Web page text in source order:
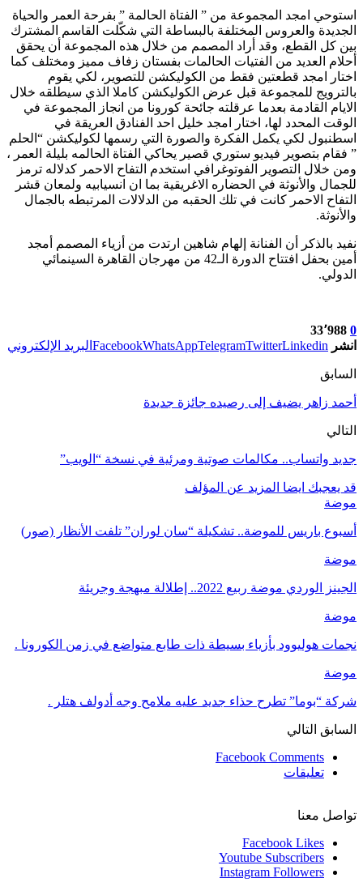
استوحي امجد المجموعة من ” الفتاة الحالمة ” بفرحة العمر والحياة
الجديدة والعروس المختلفة بالبساطة التي شكّلت القاسم المشترك
بين كل القطع، وقد أراد المصمم من خلال هذه المجموعة أن يحقق
أحلام العديد من الفتيات الحالمات بفستان زفاف مميز ومختلف كما
اختار امجد قطعتين فقط من الكوليكشن للتصوير، لكي يقوم
بالترويج للمجموعة قبل عرض الكوليكشن كاملا الذي سيطلقه خلال
الايام القادمة بعدما عرقلته جائحة كورونا من انجاز المجموعة في
الوقت المحدد لها، اختار امجد خليل احد الفنادق العريقة في
اسطنبول لكي يكمل الفكرة والصورة التي رسمها لكوليكشن “الحلم
” فقام بتصوير فيديو ستوري قصير يحاكي الفتاة الحالمه بليلة العمر ،
ومن خلال التصوير الفوتوغرافي استخدم التفاح الاحمر كدلاله ترمز
للجمال والأنوثة في الحضاره الاغريقية بما ان انسيابيه ولمعان قشر
التفاح الاحمر كانت في تلك الحقبه من الدلالات المرتبطه بالجمال
والأنوثة.
نفيد بالذكر أن الفنانة إلهام شاهين ارتدت من أزياء المصمم أمجد
أمين بحفل افتتاح الدورة الـ42 من مهرجان القاهرة السينمائي
الدولي.
0 33٬988
انشر
FacebookWhatsAppTelegramTwitterLinkedin البريد الإلكتروني
السابق
أحمد زاهر يضيف إلى رصيده جائزة جديدة
التالي
جديد واتساب.. مكالمات صوتية ومرئية في نسخة “الويب”
قد يعجبك ايضا المزيد عن المؤلف
موضة
أسبوع باريس للموضة.. تشكيلة “سان لوران” تلفت الأنظار (صور)
موضة
الجينز الوردي موضة ربيع 2022.. إطلالة مبهجة وجريئة
موضة
نجمات هوليوود بأزياء بسيطة ذات طابع متواضع في زمن الكورونا .
موضة
شركة “بوما” تطرح حذاء جديد عليه ملامح وجه أدولف هتلر .
السابق التالي
Facebook Comments
تعليقات
تواصل معنا
Facebook Likes
Youtube Subscribers
Instagram Followers